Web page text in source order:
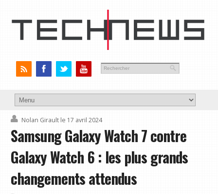
Nolan Girault le 17 avril 2024
Samsung Galaxy Watch 7 contre
Galaxy Watch 6 : les plus grands
changements attendus